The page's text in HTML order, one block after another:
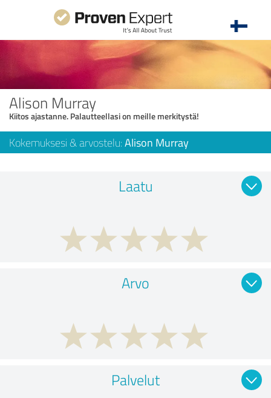
Alison Murray
Kiitos ajastanne. Palautteellasi on meille merkitystä!
Kokemuksesi & arvostelu: Alison Murray
Laatu
Arvo
Palvelut